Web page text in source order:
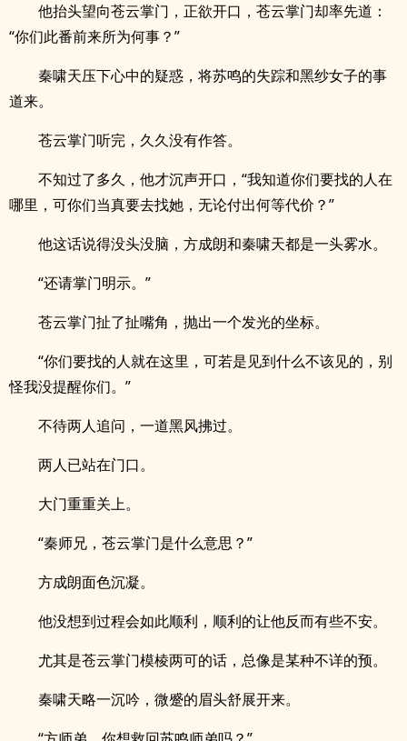
他抬头望向苍云掌门，正欲开口，苍云掌门却率先道：
“你们此番前来所为何事？”
秦啸天压下心中的疑惑，将苏鸣的失踪和黑纱女子的事
道来。
苍云掌门听完，久久没有作答。
不知过了多久，他才沉声开口，“我知道你们要找的人在
哪里，可你们当真要去找她，无论付出何等代价？”
他这话说得没头没脑，方成朗和秦啸天都是一头雾水。
“还请掌门明示。”
苍云掌门扯了扯嘴角，抛出一个发光的坐标。
“你们要找的人就在这里，可若是见到什么不该见的，别
怪我没提醒你们。”
不待两人追问，一道黑风拂过。
两人已站在门口。
大门重重关上。
“秦师兄，苍云掌门是什么意思？”
方成朗面色沉凝。
他没想到过程会如此顺利，顺利的让他反而有些不安。
尤其是苍云掌门模棱两可的话，总像是某种不详的预。
秦啸天略一沉吟，微蹙的眉头舒展开来。